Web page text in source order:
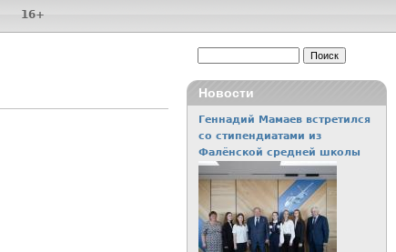
16+
Новости
Геннадий Мамаев встретился
со стипендиатами из
Фалёнской средней школы